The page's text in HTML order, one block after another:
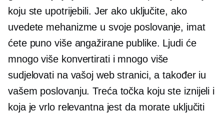
koju ste upotrijebili. Jer ako uključite, ako
uvedete mehanizme u svoje poslovanje, imat
ćete puno više angažirane publike. Ljudi će
mnogo više konvertirati i mnogo više
sudjelovati na vašoj web stranici, a također iu
vašem poslovanju. Treća točka koju ste iznijeli i
koja je vrlo relevantna jest da morate uključiti